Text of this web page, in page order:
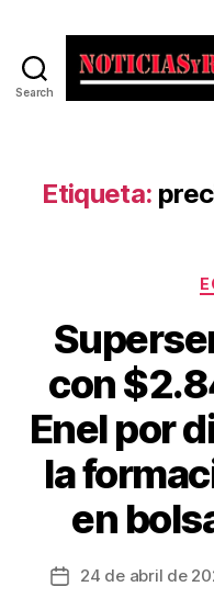
Search
Etiqueta:
con
Enel por
la
en
Fecha24 de abril de